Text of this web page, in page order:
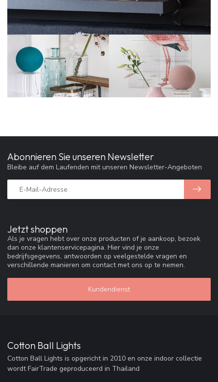
Jetzt shoppen
Als je vragen hebt over onze producten of je aankoop, bezoek
dan onze klantenservicepagina. Hier vind je onze
bedrijfsgegevens, antwoorden op veelgestelde vragen en
verschillende manieren om contact met ons op te nemen.
Kundendienst
Abonnieren Sie unseren Newsletter
Bleibe auf dem Laufenden mit unseren Newsletter-Angeboten
Cotton Ball Lights
Cotton Ball Lights is opgericht in 2010 en onze indoor collectie
wordt FairTrade geproduceerd in Thailand